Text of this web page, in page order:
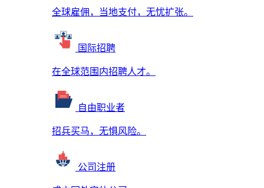
全球雇佣，当地支付，无忧扩张。
国际招聘
在全球范围内招聘人才。
自由职业者
招兵买马，无惧风险。
公司注册